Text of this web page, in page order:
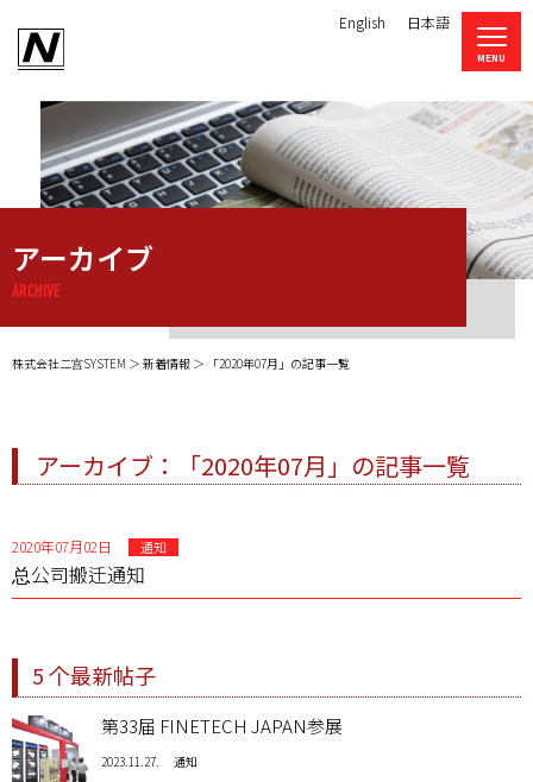
English 日本語
アーカイブ
ARCHIVE
株式会社二宫SYSTEM 新着情報 「2020年07月」の記事一覧
アーカイブ：「2020年07月」の記事一覧
2020年07月02日 通知
总公司搬迁通知
5 个最新帖子
第33届 FINETECH JAPAN参展
2023.11.27. 通知